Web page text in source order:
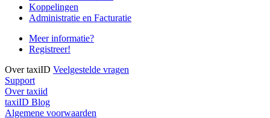
Koppelingen
Administratie en Facturatie
Meer informatie?
Registreer!
Over taxiID Veelgestelde vragen
Support
Over taxiid
taxiID Blog
Algemene voorwaarden